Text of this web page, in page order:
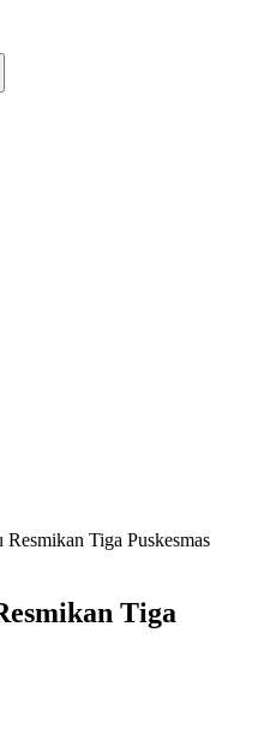
Tiga Puskesmas
Tiga